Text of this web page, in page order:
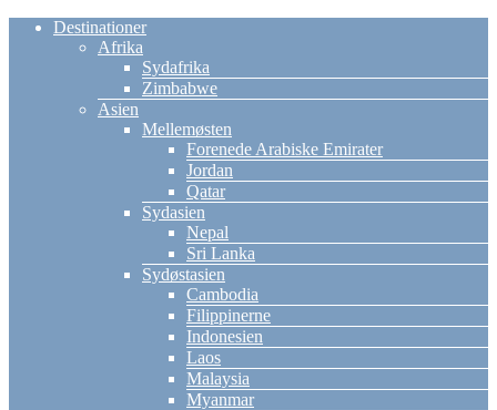
Destinationer
Afrika
Sydafrika
Zimbabwe
Asien
Mellemøsten
Forenede Arabiske Emirater
Jordan
Qatar
Sydasien
Nepal
Sri Lanka
Sydøstasien
Cambodia
Filippinerne
Indonesien
Laos
Malaysia
Myanmar